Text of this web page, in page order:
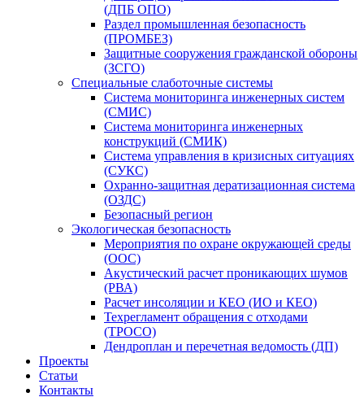
(ДПБ ОПО)
Раздел промышленная безопасность
(ПРОМБЕЗ)
Защитные сооружения гражданской обороны
(ЗСГО)
Специальные слаботочные системы
Система мониторинга инженерных систем
(СМИС)
Система мониторинга инженерных
конструкций (СМИК)
Система управления в кризисных ситуациях
(СУКС)
Охранно-защитная дератизационная система
(ОЗДС)
Безопасный регион
Экологическая безопасность
Мероприятия по охране окружающей среды
(ООС)
Акустический расчет проникающих шумов
(РВА)
Расчет инсоляции и КЕО (ИО и КЕО)
Техрегламент обращения с отходами
(ТРОСО)
Дендроплан и перечетная ведомость (ДП)
Проекты
Статьи
Контакты